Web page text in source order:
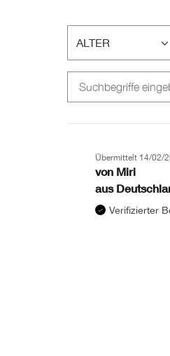
ALTER
EINE
AM
BEWERTETEN
NACH
HÄNDLER-
Übermittelt 14/02/
von Miri
aus
Verifizierter